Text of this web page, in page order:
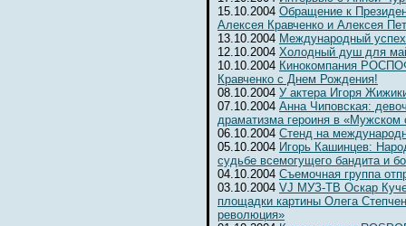
15.10.2004 Обращение к
Алексея Кравченко и Алексея
13.10.2004 Международный
12.10.2004 Холодный душ для
10.10.2004 Кинокомпания
Кравченко с Днем Рождения!
08.10.2004 У актера Игоря
07.10.2004 Анна Чиповская:
драматизма героиня в «Мужском
06.10.2004 Cтенд на
05.10.2004 Игорь Кашинцев:
судьбе всемогущего бандита и
04.10.2004 Съемочная группа
03.10.2004 VJ МУЗ-ТВ Оскар
площадки картины Олега
революция»